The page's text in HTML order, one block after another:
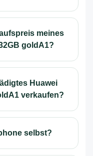
meines
goldA1?
Huawei
verkaufen?
selbst?